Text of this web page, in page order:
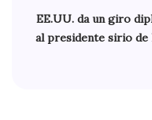
EE.UU. da un giro
al presidente sirio